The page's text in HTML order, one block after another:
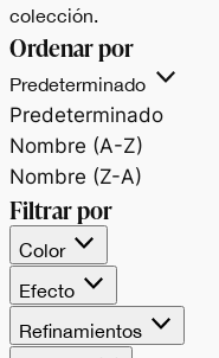
colección.
Ordenar por
Predeterminado
Predeterminado
Nombre (A-Z)
Nombre (Z-A)
Filtrar por
Color
Efecto
Refinamientos